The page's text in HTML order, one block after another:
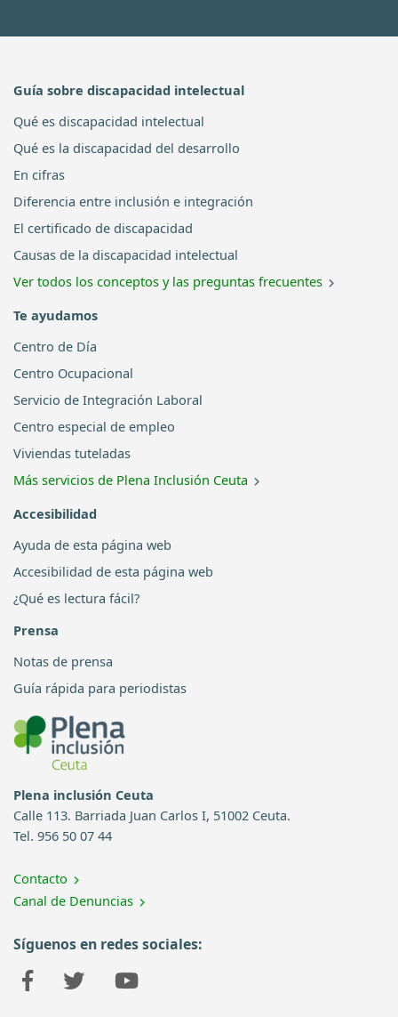
Guía sobre discapacidad intelectual
Qué es discapacidad intelectual
Qué es la discapacidad del desarrollo
En cifras
Diferencia entre inclusión e integración
El certificado de discapacidad
Causas de la discapacidad intelectual
Ver todos los conceptos y las preguntas frecuentes
Te ayudamos
Centro de Día
Centro Ocupacional
Servicio de Integración Laboral
Centro especial de empleo
Viviendas tuteladas
Más servicios de Plena Inclusión Ceuta
Accesibilidad
Ayuda de esta página web
Accesibilidad de esta página web
¿Qué es lectura fácil?
Prensa
Notas de prensa
Guía rápida para periodistas
Plena inclusión Ceuta
Calle 113. Barriada Juan Carlos I, 51002 Ceuta.
Tel. 956 50 07 44
Contacto
Canal de Denuncias
Síguenos en redes sociales: